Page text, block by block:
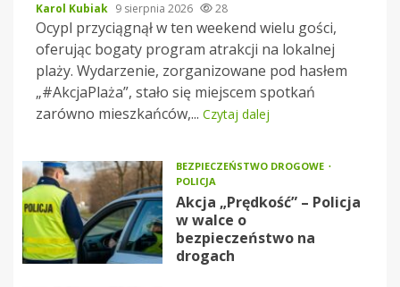
Karol Kubiak 9 sierpnia 2026 28
Ocypl przyciągnął w ten weekend wielu gości,
oferując bogaty program atrakcji na lokalnej
plaży. Wydarzenie, zorganizowane pod hasłem
„#AkcjaPlaża”, stało się miejscem spotkań
zarówno mieszkańców,... Czytaj dalej
BEZPIECZEŃSTWO DROGOWE
POLICJA
Akcja „Prędkość” – Policja
w walce o
bezpieczeństwo na
drogach